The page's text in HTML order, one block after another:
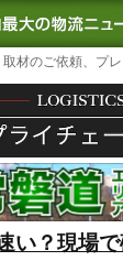
取材のご依頼、プ
い？現場